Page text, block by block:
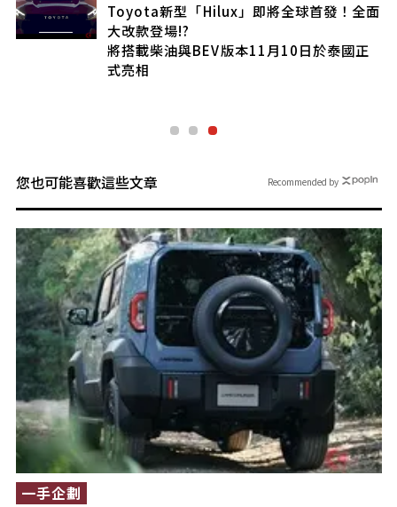
Toyota新型「Hilux」即將全球首發！全面
大改款登場!?
將搭載柴油與BEV版本11月10日於泰國正
式亮相
您也可能喜歡這些文章
一手企劃
Recommended by